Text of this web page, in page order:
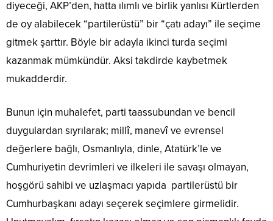
diyeceği, AKP’den, hatta ılımlı ve birlik yanlısı Kürtlerden
de oy alabilecek “partilerüstü” bir “çatı adayı” ile seçime
gitmek şarttır. Böyle bir adayla ikinci turda seçimi
kazanmak mümkündür. Aksi takdirde kaybetmek
mukadderdir.
Bunun için muhalefet, parti taassubundan ve bencil
duygulardan sıyrılarak; millî, manevî ve evrensel
değerlere bağlı, Osmanlıyla, dinle, Atatürk’le ve
Cumhuriyetin devrimleri ve ilkeleri ile savaşı olmayan,
hoşgörü sahibi ve uzlaşmacı yapıda partilerüstü bir
Cumhurbaşkanı adayı seçerek seçimlere girmelidir.